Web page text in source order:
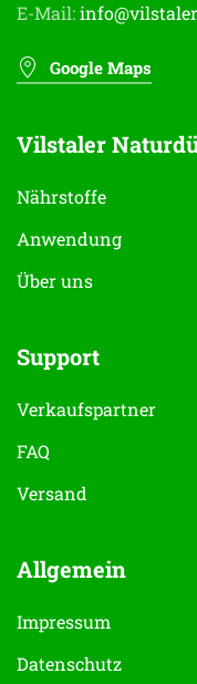
E-Mail:
Google Maps
Vilstaler
Nährstoffe
Anwendung
Über uns
Support
Verkaufspartner
FAQ
Versand
Allgemein
Impressum
Datenschutz